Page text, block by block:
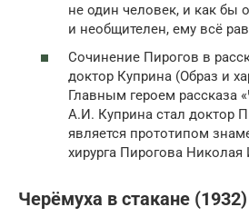
не один человек, и как бы
и необщителен, ему всё
Сочинение Пирогов в
доктор Куприна (Образ и
Главным героем рассказа
А.И. Куприна стал доктор
является прототипом
хирурга Пирогова
Черёмуха в стакане (1932)